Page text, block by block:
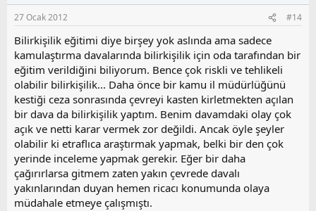
s
u
z
o
y
l
a
27 Ocak 2012 #14
Bilirkişilik eğitimi diye birşey yok aslında ama sadece
kamulaştırma davalarında bilirkişilik için oda tarafından bir
eğitim verildiğini biliyorum. Bence çok riskli ve tehlikeli
olabilir bilirkişilik... Daha önce bir kamu il müdürlüğünü
kestiği ceza sonrasında çevreyi kasten kirletmekten açılan
bir dava da bilirkişilik yaptım. Benim davamdaki olay çok
açık ve netti karar vermek zor değildi. Ancak öyle şeyler
olabilir ki etraflıca araştırmak yapmak, belki bir den çok
yerinde inceleme yapmak gerekir. Eğer bir daha
çağırırlarsa gitmem zaten yakın çevrede davalı
yakınlarından duyan hemen ricacı konumunda olaya
müdahale etmeye çalışmıştı.